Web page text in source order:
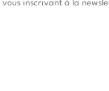
inscrivant à la